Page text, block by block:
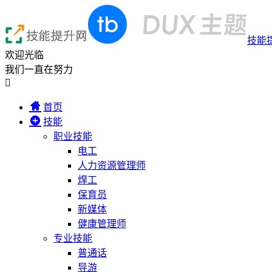
技能
欢迎光临
我们一直在努力

首页
技能
职业技能
电工
人力资源管理师
焊工
保育员
新媒体
健康管理师
专业技能
普通话
导游